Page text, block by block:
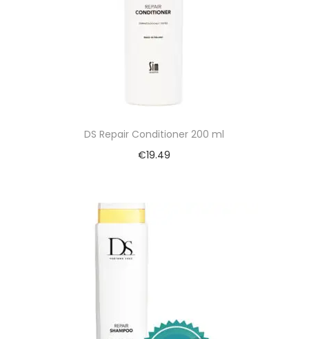
DS Repair Conditioner 200 ml
€19.49